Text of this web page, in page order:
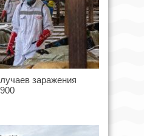
заражения